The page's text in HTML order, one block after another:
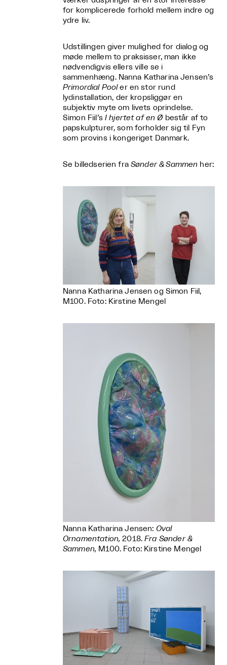
for komplicerede forhold mellem indre og
ydre liv.
Udstillingen giver mulighed for dialog og
møde mellem to praksisser, man ikke
nødvendigvis ellers ville se i
sammenhæng. Nanna Katharina Jensen’s
Primordial Pooler en stor rund
lydinstallation, der kropsliggør en
subjektiv myte om livets oprindelse.
Simon Fiil’s I hjertet af en Ø består af to
papskulpturer, som forholder sig til Fyn
som provins i kongeriget Danmark.
Se billedserien fra Sønder & Sammen her:
Nanna Katharina Jensen og Simon Fiil,
M100. Foto: Kirstine Mengel
Nanna Katharina Jensen: Oval
Ornamentation,2018. Fra Sønder &
Sammen, M100. Foto: Kirstine Mengel